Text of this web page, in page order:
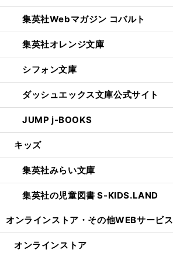
集英社Webマガジン コバルト
集英社オレンジ文庫
シフォン文庫
ダッシュエックス文庫公式サイト
JUMP j-BOOKS
キッズ
集英社みらい文庫
集英社の児童図書 S-KIDS.LAND
オンラインストア・ その他WEBサービス
オンラインストア